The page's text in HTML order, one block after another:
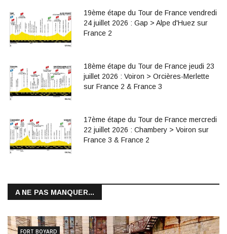
19ème étape du Tour de France vendredi
24 juillet 2026 : Gap > Alpe d'Huez sur
France 2
18ème étape du Tour de France jeudi 23
juillet 2026 : Voiron > Orcières-Merlette
sur France 2 & France 3
17ème étape du Tour de France mercredi
22 juillet 2026 : Chambery > Voiron sur
France 3 & France 2
A NE PAS MANQUER...
FORT BOYARD